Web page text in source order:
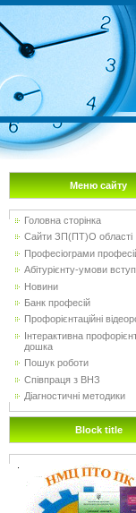
Меню сайту
Головна сторінка
Сайти ЗП(ПТ)О області
Професіограми
Абітурієнту-умови
Новини
Банк професій
Профорієнтаційні
Інтерактивна
дошка
Пошук роботи
Співпраця з ВНЗ
Діагностичні методики
Block title